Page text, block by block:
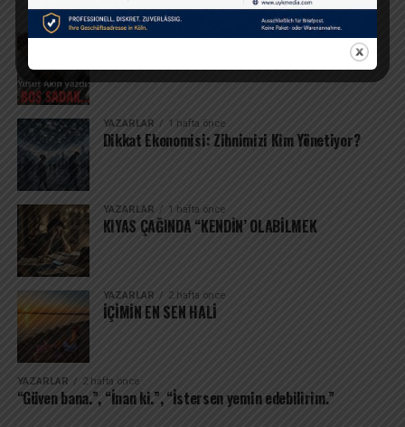
YENILER POPÜLER VIDEO
GENEL 1 hafta önce
YAZARLAR 1 hafta önce
Dikkat Ekonomisi: Zihnimizi Kim Yönetiyor?
YAZARLAR 1 hafta önce
KIYAS ÇAĞINDA “KENDİN’ OLABİLMEK
YAZARLAR 2 hafta önce
İÇİMİN EN SEN HALİ
YAZARLAR 2 hafta önce
“Güven bana.”, “İnan ki.”, “İstersen yemin edebilirim.”